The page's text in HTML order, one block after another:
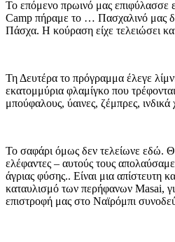
Το επόμενο πρωινό μας επιφύλασσε
Camp πήραμε το … Πασχαλινό μας
Πάσχα. Η κούραση είχε τελειώσει
Τη Δευτέρα το πρόγραμμα έλεγε
εκατομμύρια φλαμίγκο που
μπούφαλους, ύαινες, ζέμπρες,
Το σαφάρι όμως δεν τελείωνε εδώ.
ελέφαντες – αυτούς τους
άγριας φύσης.. Είναι μια απίστευτη
καταυλισμό των περήφανων Masai,
επιστροφή μας στο Ναϊρόμπι